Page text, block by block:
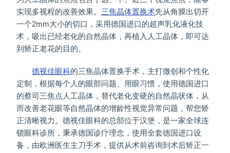
实现多视程的改善效果。 三焦晶体置换术先从角膜出切开
一个2mm大小的切口，采用德国进口的超声乳化液化技
术，吸出已经老化的自然晶体，再植入人工晶体，即可达
到矫正老花的目的。
德视佳眼科的三焦晶体置换手术，主打微创和个性化
定制，根据每个人的眼部问题、用眼习惯，使用德国进口
的蔡司三焦点人工晶体，替代老化变硬的自然晶状体，从
而改善老花眼等自然晶体的增龄性视觉异常问题，帮您矫
正清晰视力。德视佳眼科的总部位于汉堡，是一家全球连
锁眼科诊所，秉承德国诊疗理念，使用全套德国进口设
备，由欧洲医生主刀手术，提供从术前咨询到术后矫正一